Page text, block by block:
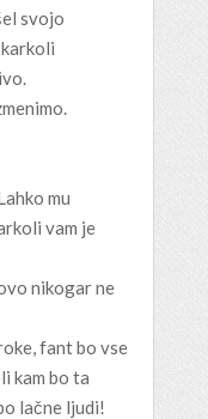
svojo
mu
vam je
nikogar ne
fant bo vse
kam bo ta
lačne ljudi!